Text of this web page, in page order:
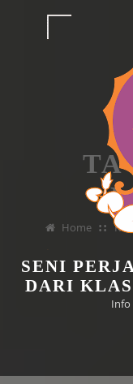
SENI
DARI
Info
Home